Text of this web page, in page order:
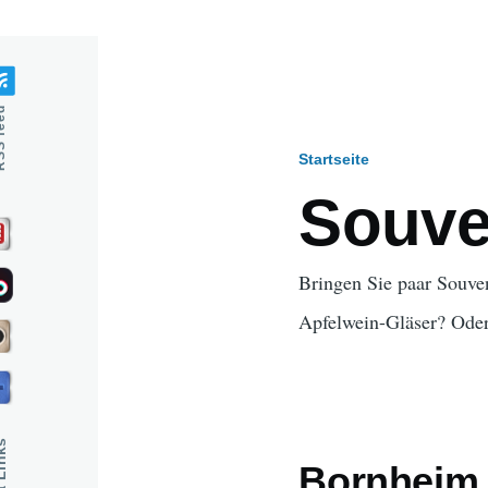
Startseite
Bringen Sie paar
Apfelwein-Gläser?